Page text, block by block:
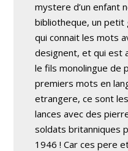
mystere d’un enfant
bibliotheque, un petit
qui connait les mots
designent, et qui est
le fils monolingue de
premiers mots en
etrangere, ce sont
lances avec des
soldats britanniques
1946 ! Car ces pere